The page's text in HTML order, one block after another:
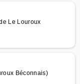
Le Louroux
Béconnais)